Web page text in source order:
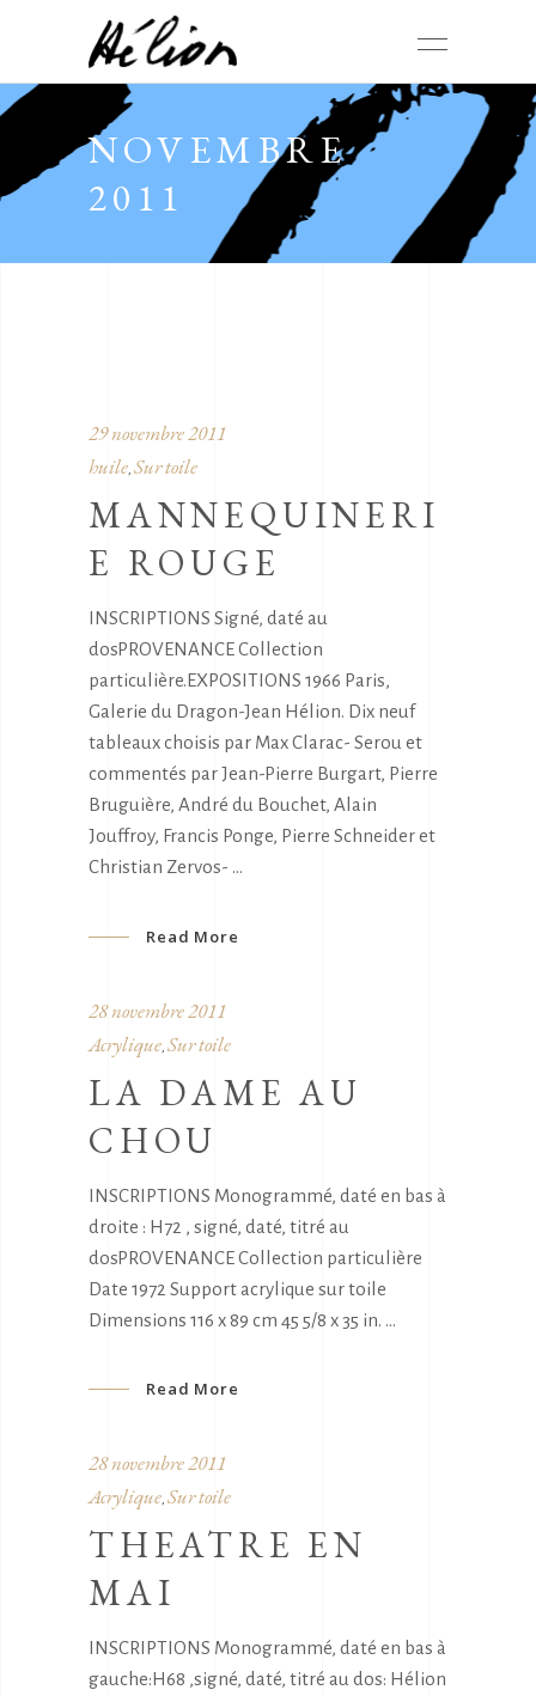
NOVEMBRE
2011
29 novembre 2011
huile, Sur toile
MANNEQUINERI
E ROUGE
INSCRIPTIONS Signé, daté au
dosPROVENANCE Collection
particulière.EXPOSITIONS 1966 Paris,
Galerie du Dragon-Jean Hélion. Dix neuf
tableaux choisis par Max Clarac- Serou et
commentés par Jean-Pierre Burgart, Pierre
Bruguière, André du Bouchet, Alain
Jouffroy, Francis Ponge, Pierre Schneider et
Christian Zervos-
Read More
28 novembre 2011
Acrylique Sur toile
LA DAME AU
CHOU
INSCRIPTIONS Monogrammé, daté en bas à
droite : H72 , signé, daté, titré au
dosPROVENANCE Collection particulière
Date 1972 Support acrylique sur toile
Dimensions 116 x 89 cm 45 5/8 x 35 in.
Read More
28 novembre 2011
Acrylique, Sur toile
THEATRE EN
MAI
INSCRIPTIONS Monogrammé, daté en bas à
gauche:H68 ,signé, daté, titré au dos: Hélion